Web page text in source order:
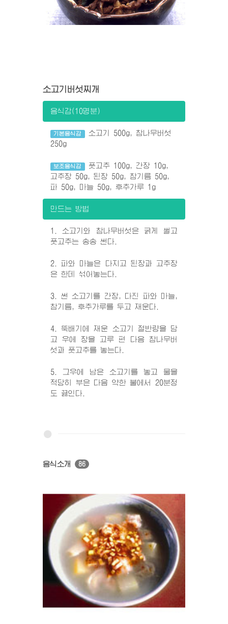
소고기버섯찌개
음식감(10명분)
기본음식감
소고기 500g, 참나무버섯
250g
보조음식감
풋고추 100g, 간장 10g,
고추장 50g, 된장 50g, 참기름 50g,
파 50g, 마늘 50g, 후추가루 1g
만드는 방법
1. 소고기와 참나무버섯은 굵게 썰고
풋고추는 송송 썬다.
2. 파와 마늘은 다지고 된장과 고추장
은 한데 섞어놓는다.
3. 썬 소고기를 간장, 다진 파와 마늘,
참기름, 후추가루를 두고 재운다.
4. 뚝배기에 재운 소고기 절반량을 담
고 우에 장을 고루 편 다음 참나무버
섯과 풋고추를 놓는다.
5. 그우에 남은 소고기를 놓고 물을
적당히 부은 다음 약한 불에서 20분정
도 끓인다.
음식소개 86